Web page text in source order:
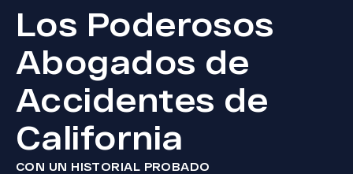
Los Poderosos
Abogados de
Accidentes de
California
CON UN HISTORIAL PROBADO